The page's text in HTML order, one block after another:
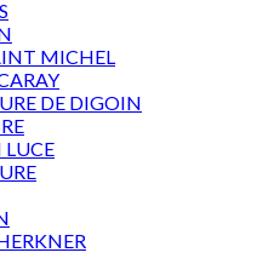
MICHEL
DE DIGOIN